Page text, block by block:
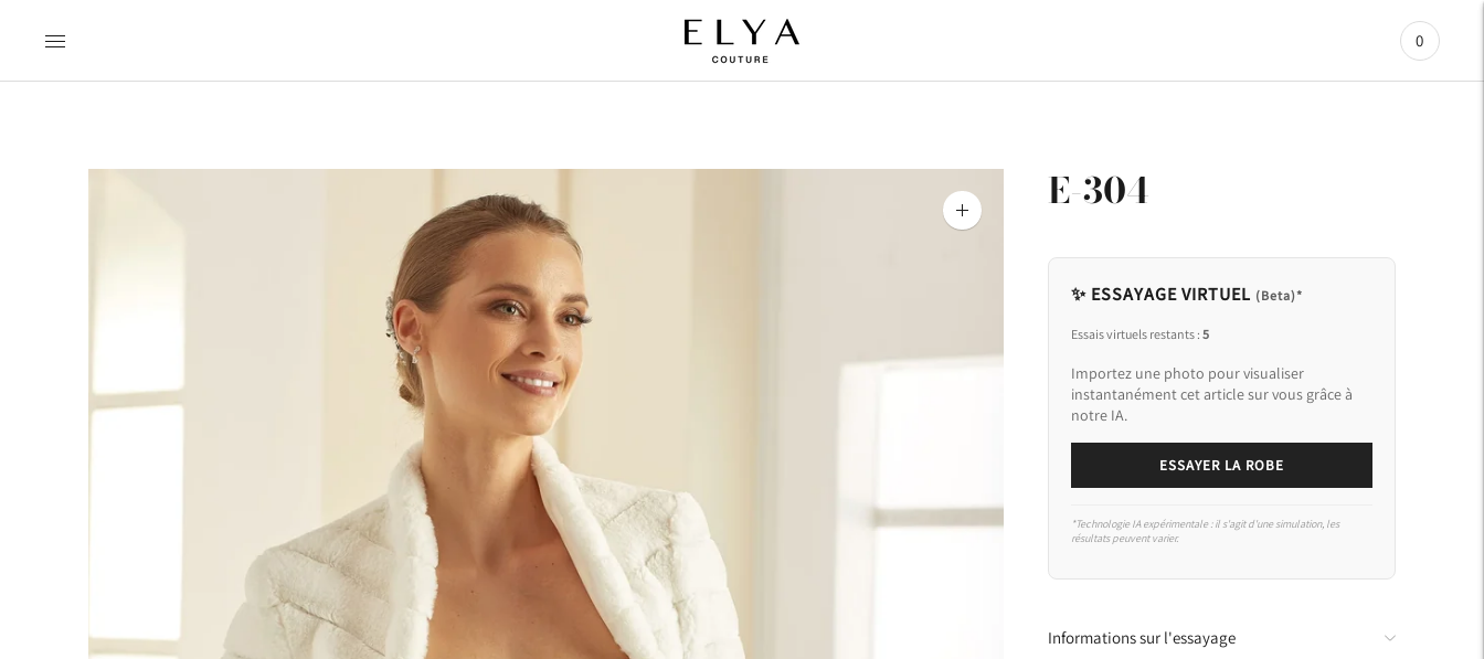
0
E-304
✨ ESSAYAGE VIRTUEL (Beta)*
Essais virtuels restants : 5
Importez une photo pour visualiser
instantanément cet article sur vous grâce à
notre IA.
ESSAYER LA ROBE
*Technologie IA expérimentale : il s'agit d'une simulation, les
résultats peuvent varier.
un
Informations sur l'essayage